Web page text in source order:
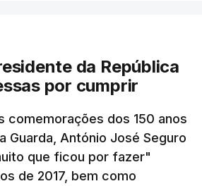
da República
por cumprir
comemorações dos 150 anos
Guarda, António José Seguro
que ficou por fazer"
de 2017, bem como